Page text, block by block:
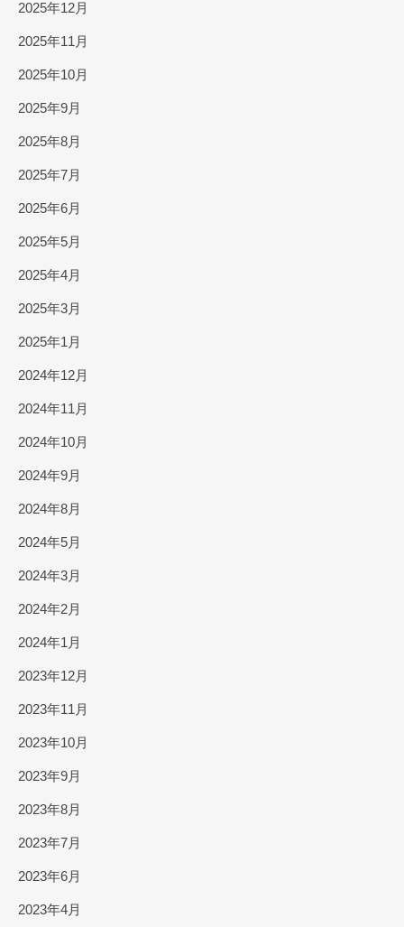
2025年12月
2025年11月
2025年10月
2025年9月
2025年8月
2025年7月
2025年6月
2025年5月
2025年4月
2025年3月
2025年1月
2024年12月
2024年11月
2024年10月
2024年9月
2024年8月
2024年5月
2024年3月
2024年2月
2024年1月
2023年12月
2023年11月
2023年10月
2023年9月
2023年8月
2023年7月
2023年6月
2023年4月